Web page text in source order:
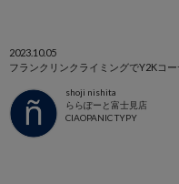
2023.10.05
フランクリンクライミングでY2Kコー
shoji nishita
ららぽーと富士見店
CIAOPANIC TYPY